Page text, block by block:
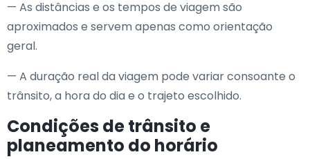
— As distâncias e os tempos de viagem são
aproximados e servem apenas como orientação
geral.
— A duração real da viagem pode variar consoante o
trânsito, a hora do dia e o trajeto escolhido.
Condições de trânsito e
planeamento do horário